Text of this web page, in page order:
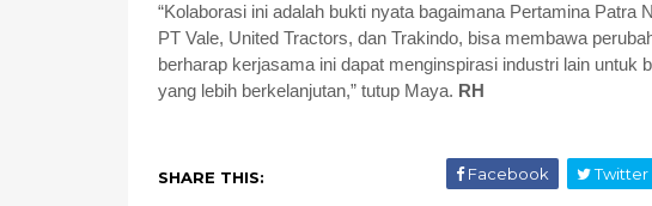
“Kolaborasi ini adalah bukti nyata bagaimana Pertamina
PT Vale, United Tractors, dan Trakindo, bisa membawa
berharap kerjasama ini dapat menginspirasi industri lain untuk
yang lebih berkelanjutan,” tutup Maya. RH
SHARE THIS: Facebook Twitter